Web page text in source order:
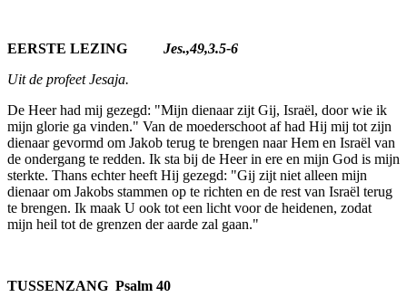
EERSTE LEZING Jes.,49,3.5-6
Uit de profeet Jesaja.
De Heer had mij gezegd: "Mijn dienaar zijt Gij, Israël, door wie ik
mijn glorie ga vinden." Van de moederschoot af had Hij mij tot zijn
dienaar gevormd om Jakob terug te brengen naar Hem en Israël van
de onder­gang te redden. Ik sta bij de Heer in ere en mijn God is mijn
sterkte. Thans echter heeft Hij gezegd: "Gij zijt niet alleen mijn
dienaar om Jakobs stammen op te richten en de rest van Israël terug
te brengen. Ik maak U ook tot een licht voor de heidenen, zodat
mijn heil tot de grenzen der aarde zal gaan."
TUSSENZANG Psalm 40